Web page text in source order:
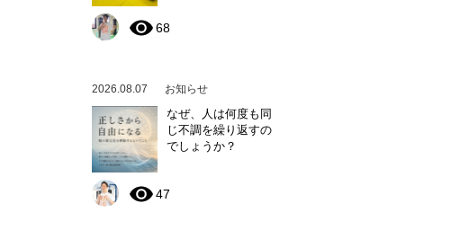
68
2026.08.07 お知らせ
なぜ、人は何度も同
じ不調を繰り返すの
でしょうか？
47